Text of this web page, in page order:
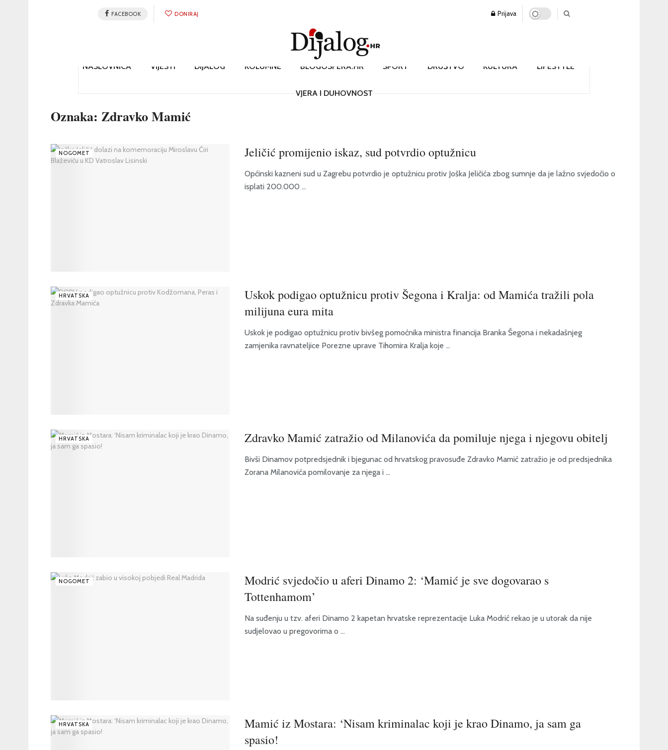
FACEBOOK DONIRAJ Prijava
NASLOVNICA VIJESTI DIJALOG KOLUMNE BLOGOSFERA.HR SPORT DRUŠTVO KULTURA LIFESTYLE
VJERA I DUHOVNOST
Oznaka: Zdravko Mamić
NOGOMET Jeličić promijenio iskaz, sud potvrdio optužnicu
Općinski kazneni sud u Zagrebu potvrdio je optužnicu protiv Joška Jeličića zbog sumnje da je lažno svjedočio o
isplati 200.000 ...
HRVATSKA
Uskok podigao optužnicu protiv Šegona i Kralja: od Mamića tražili pola
milijuna eura mita
Uskok je podigao optužnicu protiv bivšeg pomoćnika ministra financija Branka Šegona i nekadašnjeg
zamjenika ravnateljice Porezne uprave Tihomira Kralja koje ...
HRVATSKA Zdravko Mamić zatražio od Milanovića da pomiluje njega i njegovu obitelj
Bivši Dinamov potpredsjednik i bjegunac od hrvatskog pravosuđe Zdravko Mamić zatražio je od predsjednika
Zorana Milanovića pomilovanje za njega i ...
NOGOMET
Modrić svjedočio u aferi Dinamo 2: ‘Mamić je sve dogovarao s
Tottenhamom’
Na suđenju u tzv. aferi Dinamo 2 kapetan hrvatske reprezentacije Luka Modrić rekao je u utorak da nije
sudjelovao u pregovorima o ...
HRVATSKA
Mamić iz Mostara: ‘Nisam kriminalac koji je krao Dinamo, ja sam ga
spasio!